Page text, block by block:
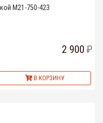
M21-750-423
2 900
В КОРЗИНУ